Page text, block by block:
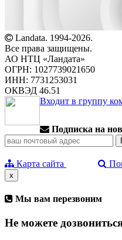
Landata. 1994-2026.
Все права защищены.
АО НТЦ «Ландата»
ОГРН: 1027739021650
ИНН: 7731253031
ОКВЭД 46.51
Входит в группу
Подписка на
Карта сайта
x
Мы вам перезвоним
Не можете